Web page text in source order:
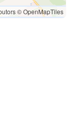
© OpenMapTiles